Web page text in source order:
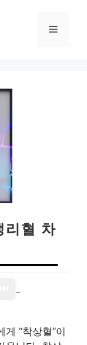
메
리혈 차
“착상혈”이